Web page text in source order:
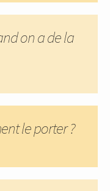
on a de la
le porter ?